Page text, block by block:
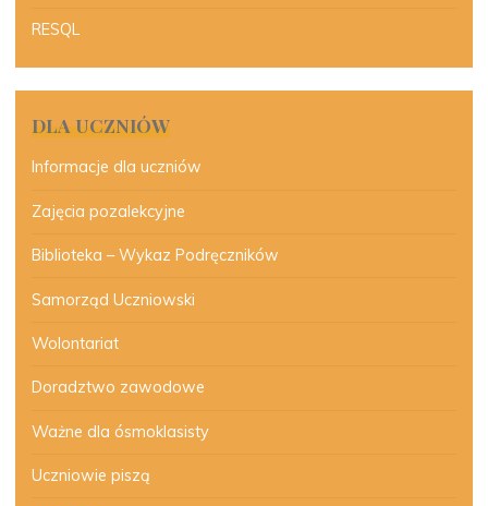
RESQL
DLA UCZNIÓW
Informacje dla uczniów
Zajęcia pozalekcyjne
Biblioteka – Wykaz Podręczników
Samorząd Uczniowski
Wolontariat
Doradztwo zawodowe
Ważne dla ósmoklasisty
Uczniowie piszą